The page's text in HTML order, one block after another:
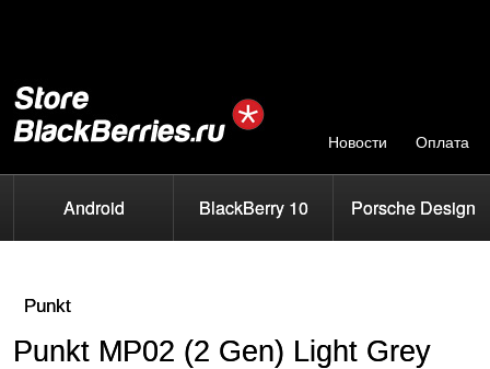
Новости Оплата
Android BlackBerry 10 Porsche Design
Punkt
Punkt MP02 (2 Gen) Light Grey